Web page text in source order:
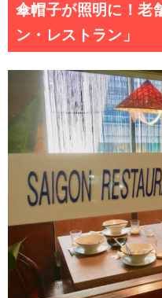
傘帽子が照明に！老
ン・レストラン」